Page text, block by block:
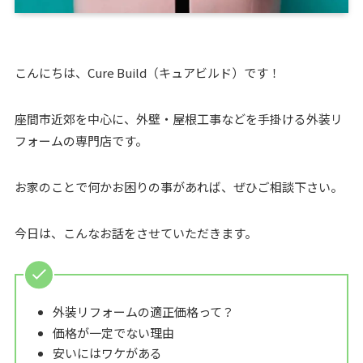
こんにちは、Cure Build（キュアビルド）です！
座間市近郊を中心に、外壁・屋根工事などを手掛ける外装リ
フォームの専門店です。
お家のことで何かお困りの事があれば、ぜひご相談下さい。
今日は、こんなお話をさせていただきます。
外装リフォームの適正価格って？
価格が一定でない理由
安いにはワケがある